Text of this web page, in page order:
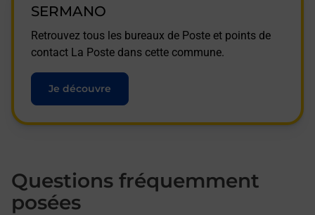
SERMANO
Retrouvez tous les bureaux de Poste et points de
contact La Poste dans cette commune.
Je découvre
Questions fréquemment
posées